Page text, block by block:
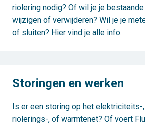
riolering nodig? Of wil je je
wijzigen of verwijderen? Wil je je
of sluiten? Hier vind je alle info.
Storingen en werken
Is er een storing op het elektriciteits-
riolerings-, of warmtenet? Of voert